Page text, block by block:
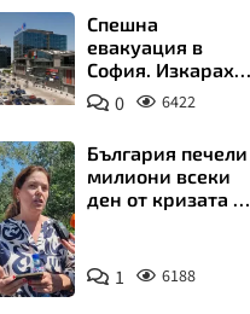
Спешна
евакуация в
София. Изкараха
хиляди на
улицата
0 6422
Снимка:
БТА
България печели
милиони всеки
ден от кризата по
1 6188